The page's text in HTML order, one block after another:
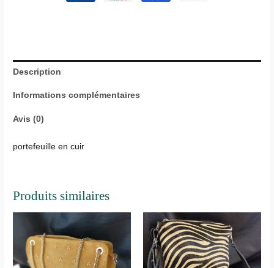
Description
Informations complémentaires
Avis (0)
portefeuille en cuir
Produits similaires